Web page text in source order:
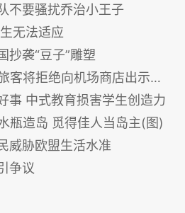
不要骚扰乔治小王子
无法适应
抄袭“豆子”雕塑
将拒绝向机场商店出示登机牌
事 中式教育损害学生创造力
瓶造岛 觅得佳人当岛主(图)
威胁欧盟生活水准
争议